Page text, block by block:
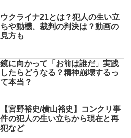
ウクライナ21とは？犯人の生い立
ちや動機、裁判の判決は？動画の
見方も
鏡に向かって「お前は誰だ」実践
したらどうなる？精神崩壊するっ
て本当？
【宮野裕史/横山裕史】コンクリ事
件の犯人の生い立ちから現在と再
犯など